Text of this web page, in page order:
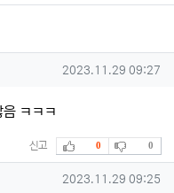
작성일
2023.11.29 09:27
ㅋㅋㅋ
신고 추천
0 비추천
0
작성일
2023.11.29 09:25